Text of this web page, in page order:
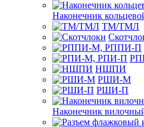
Наконечник
ТМ/ТМЛ
НШПИ
РШИ-М
РШИ-П
Наконечник